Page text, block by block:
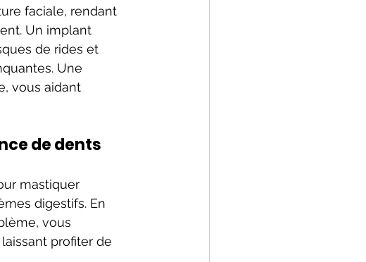
faciale, rendant
Un implant
de rides et
Une
vous aidant
de dents
mastiquer
digestifs. En
vous
profiter de